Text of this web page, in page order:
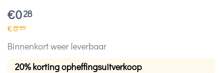
€028
€035
Binnenkort weer leverbaar
20% korting opheffingsuitverkoop